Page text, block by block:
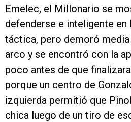
Emelec, el Millonario se
defenderse e inteligente en
táctica, pero demoró
arco y se encontró con la
poco antes de que
porque un centro de
izquierda permitió que
chica luego de un tiro de